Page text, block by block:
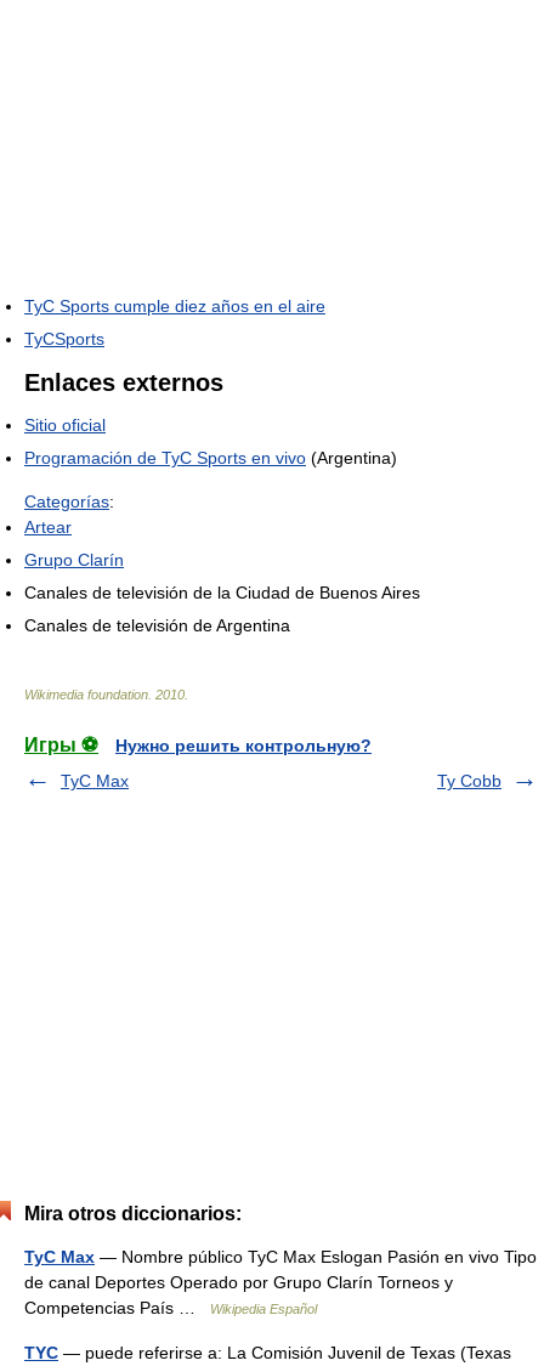
TyC Sports cumple diez años en el aire
TyCSports
Enlaces externos
Sitio oficial
Programación de TyC Sports en vivo (Argentina)
Categorías:
Artear
Grupo Clarín
Canales de televisión de la Ciudad de Buenos Aires
Canales de televisión de Argentina
Wikimedia foundation 2010
Игры ⚽
Нужно решить контрольную?
TyC Max
Ty Cobb
Mira otros diccionarios:
TyC Max — Nombre público TyC Max Eslogan Pasión en vivo Tipo
de canal Deportes Operado por Grupo Clarín Torneos y
Competencias País …
Wikipedia Español
TYC — puede referirse a: La Comisión Juvenil de Texas (Texas